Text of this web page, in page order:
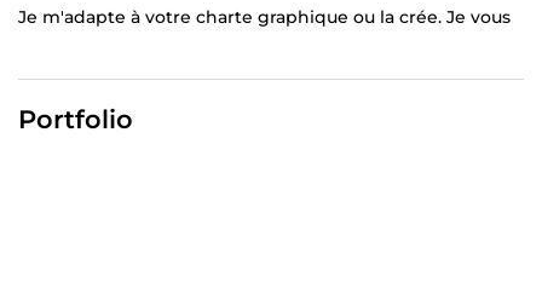
Je m'adapte à votre charte graphique ou la crée. Je vous
Publications : Dépliant, Flyer, Carte de visite
Portfolio